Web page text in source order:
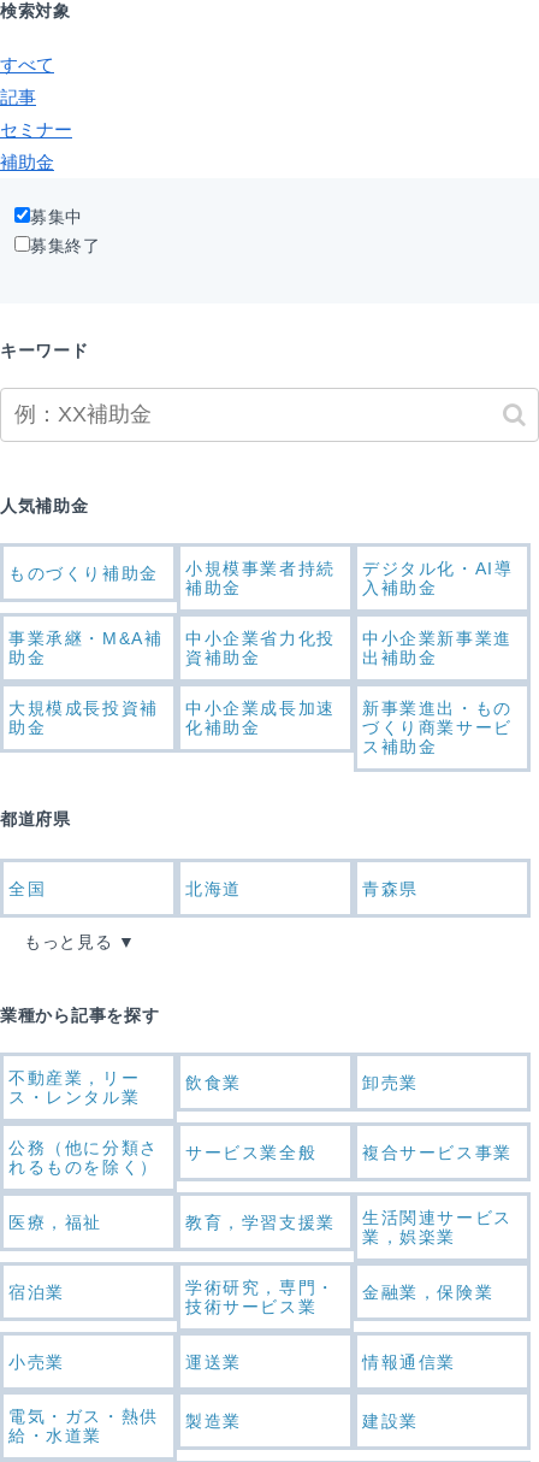
検索対象
すべて
記事
セミナー
補助金
募集中
募集終了
キーワード
人気補助金
ものづくり補助金
小規模事業者持続
補助金
デジタル化・AI導
入補助金
事業承継・M&A補
助金
中小企業省力化投
資補助金
中小企業新事業進
出補助金
大規模成長投資補
助金
中小企業成長加速
化補助金
新事業進出・もの
づくり商業サービ
ス補助金
都道府県
全国 北海道 青森県
もっと見る
業種から記事を探す
不動産業，リー
ス・レンタル業
飲食業 卸売業
公務（他に分類さ
れるものを除く）
サービス業全般 複合サービス事業
医療，福祉 教育，学習支援業
生活関連サービス
業，娯楽業
宿泊業
学術研究，専門・
技術サービス業
金融業，保険業
小売業 運送業 情報通信業
電気・ガス・熱供
給・水道業
製造業 建設業